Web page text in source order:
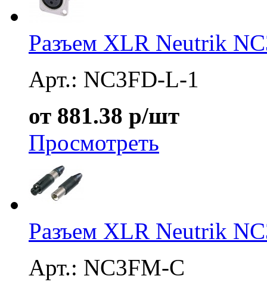
Разъем XLR Neutrik
Арт.: NC3FD-L-1
от 881.38 р/шт
Просмотреть
Разъем XLR Neutrik
Арт.: NC3FM-C